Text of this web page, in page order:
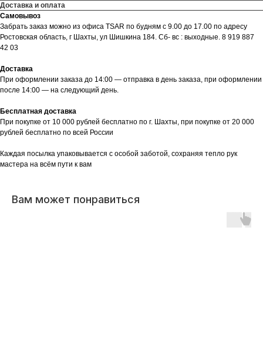
Доставка и оплата
Самовывоз
Забрать заказ можно из офиса TSAR по будням с 9.00 до 17.00 по адресу
Ростовская область, г Шахты, ул Шишкина 184. Сб- вс : выходные. 8 919 887
42 03
Доставка
При оформлении заказа до 14:00 — отправка в день заказа, при оформлении
после 14:00 — на следующий день.
Бесплатная доставка
При покупке от 10 000 рублей бесплатно по г. Шахты, при покупке от 20 000
рублей бесплатно по всей России
Каждая посылка упаковывается с особой заботой, сохраняя тепло рук
мастера на всём пути к вам
Вам может понравиться